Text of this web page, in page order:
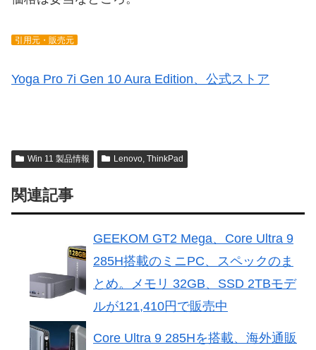
引用元・販売元
Yoga Pro 7i Gen 10 Aura Edition、公式ストア
Win 11 製品情報 Lenovo, ThinkPad
関連記事
GEEKOM GT2 Mega、Core Ultra 9
285H搭載のミニPC、スペックのま
とめ。メモリ 32GB、SSD 2TBモデ
ルが121,410円で販売中
Core Ultra 9 285Hを搭載、海外通販